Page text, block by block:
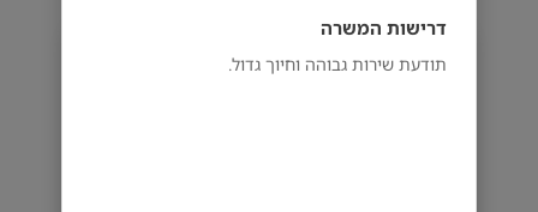
דרישות המשרה
תודעת שירות גבוהה וחיוך גדול.
מפרסם אנונימי